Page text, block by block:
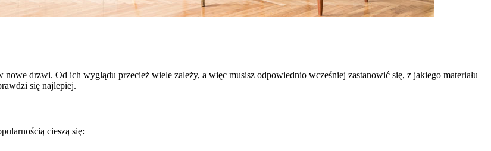
drzwi. Od ich wyglądu przecież wiele zależy, a więc musisz odpowiednio wcześniej zastanowić się, z jakiego materiału
się najlepiej.
cieszą się: